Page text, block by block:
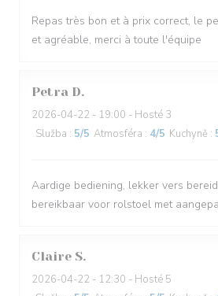
Repas très bon et à prix correct, le
et agréable, merci à toute l'équipe
Petra D
2026-04-22 - 19:00 - Hosté 3
Služba : 5/5 Atmosféra : 4/5 Kuchyně :
Aardige bediening, lekker vers
bereikbaar voor rolstoel met
Claire S
2026-04-22 - 12:30 - Hosté 5